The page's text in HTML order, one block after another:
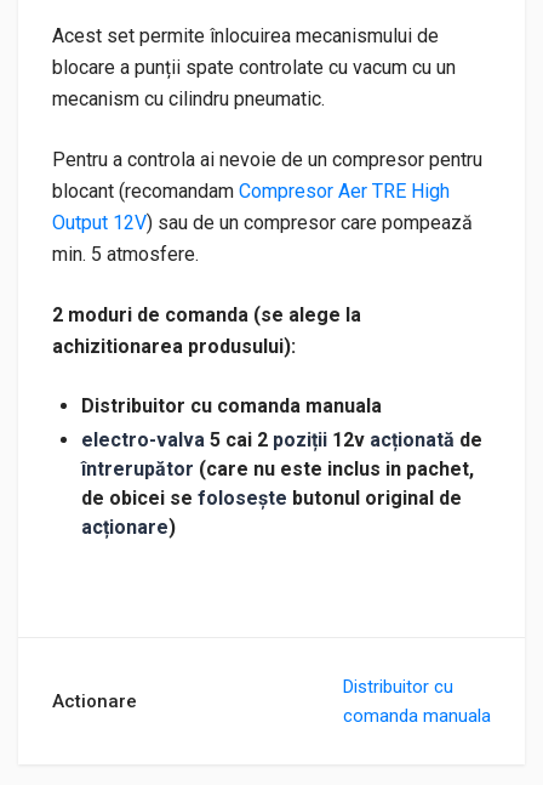
Acest set permite înlocuirea mecanismului de
blocare a punții spate controlate cu vacum cu un
mecanism cu cilindru pneumatic.
Pentru a controla ai nevoie de un compresor pentru
blocant (recomandam Compresor Aer TRE High
Output 12V) sau de un compresor care pompează
min. 5 atmosfere.
2 moduri de comanda (se alege la
achizitionarea produsului):
Distribuitor cu comanda manuala
electro-valva 5 cai 2 poziții 12v acționată de
întrerupător (care nu este inclus in pachet,
de obicei se folosește butonul original de
acționare)
Actionare
Distribuitor cu
comanda manuala